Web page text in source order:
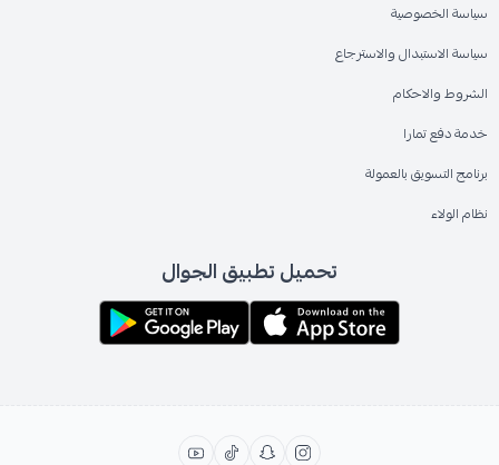
سياسة الخصوصية
سياسة الاستبدال والاسترجاع
الشروط والاحكام
خدمة دفع تمارا
برنامج التسويق بالعمولة
نظام الولاء
تحميل تطبيق الجوال